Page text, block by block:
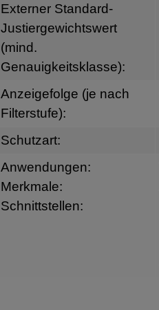
Externer Standard-
Justiergewichtswert
(mind.
Genauigkeitsklasse):
Anzeigefolge (je nach
Filterstufe):
Schutzart:
Anwendungen:
Merkmale:
Schnittstellen: